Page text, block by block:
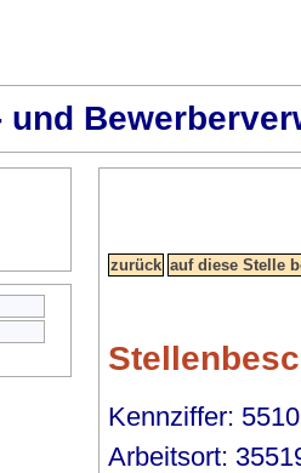
Kennziffer:
Arbeitsort: